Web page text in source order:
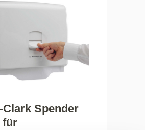
Spender
für